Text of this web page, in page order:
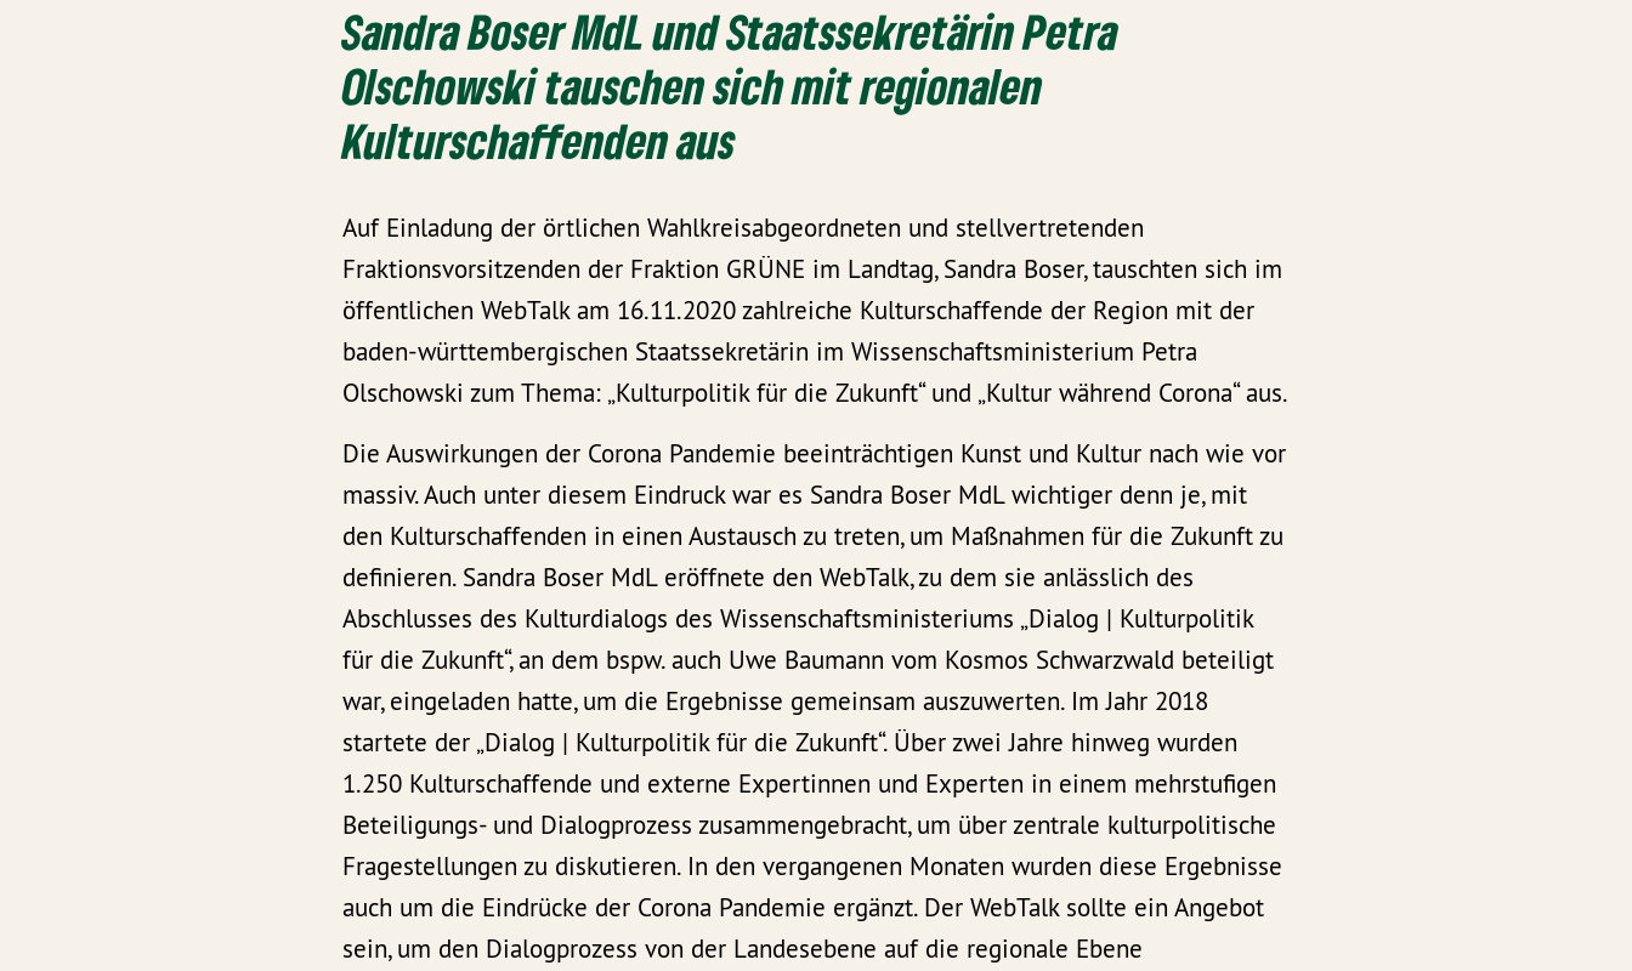
Sandra Boser MdL und Staatssekretärin Petra
Olschowski tauschen sich mit regionalen
Kulturschaffenden aus
Auf Einladung der örtlichen Wahlkreisabgeordneten und stellvertretenden
Fraktionsvorsitzenden der Fraktion GRÜNE im Landtag, Sandra Boser, tauschten sich im
öffentlichen WebTalk am 16.11.2020 zahlreiche Kulturschaffende der Region mit der
baden-württembergischen Staatssekretärin im Wissenschaftsministerium Petra
Olschowski zum Thema: „Kulturpolitik für die Zukunft“ und „Kultur während Corona“ aus.
Die Auswirkungen der Corona Pandemie beeinträchtigen Kunst und Kultur nach wie vor
massiv. Auch unter diesem Eindruck war es Sandra Boser MdL wichtiger denn je, mit
den Kulturschaffenden in einen Austausch zu treten, um Maßnahmen für die Zukunft zu
definieren. Sandra Boser MdL eröffnete den WebTalk, zu dem sie anlässlich des
Abschlusses des Kulturdialogs des Wissenschaftsministeriums „Dialog | Kulturpolitik
für die Zukunft“, an dem bspw. auch Uwe Baumann vom Kosmos Schwarzwald beteiligt
war, eingeladen hatte, um die Ergebnisse gemeinsam auszuwerten. Im Jahr 2018
startete der „Dialog | Kulturpolitik für die Zukunft“. Über zwei Jahre hinweg wurden
1.250 Kulturschaffende und externe Expertinnen und Experten in einem mehrstufigen
Beteiligungs- und Dialogprozess zusammengebracht, um über zentrale kulturpolitische
Fragestellungen zu diskutieren. In den vergangenen Monaten wurden diese Ergebnisse
auch um die Eindrücke der Corona Pandemie ergänzt. Der WebTalk sollte ein Angebot
sein, um den Dialogprozess von der Landesebene auf die regionale Ebene